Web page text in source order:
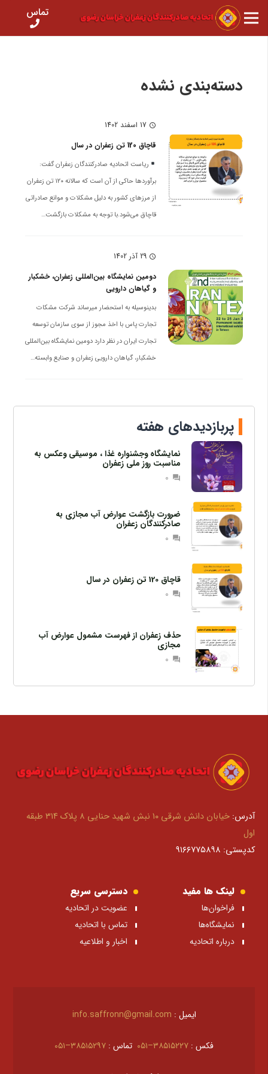
تماس
دسته‌بندی نشده
schedule 17 اسفند 1402
قاچاق 120 تن زعفران در سال
ریاست اتحادیه صادرکنندگان زعفران گفت:
برآورد‌ها حاکی از آن است که سالانه ۱۲۰ تن زعفران
از مرز‌های کشور به دلیل مشکلات و موانع صادراتی
قاچاق می‌شود.با توجه به مشکلات بازگشت…
schedule 29 آذر 1402
دومین نمایشگاه بین‌المللی زعفران، خشکبار
و گیاهان دارویی
بدینوسیله به استحضار میرساند شرکت مشکات
تجارت پاس با اخذ مجوز از سوی سازمان توسعه
تجارت ایران در نظر دارد دومین نمایشگاه بین‌المللی
خشکبار، گیاهان دارویی زعفران و صنایع وابسته…
پربازدیدهای هفته
نمایشگاه وجشنواره غذا ، موسیقی وعکس به
مناسبت روز ملی زعفران
question_answer
0
ضرورت بازگشت عوارض آب مجازی به
صادرکنندگان زعفران
question_answer
0
قاچاق 120 تن زعفران در سال
question_answer
0
حذف زعفران از فهرست مشمول عوارض آب
مجازی
question_answer
0
آدرس:
خیابان دانش شرقی ۱۰ نبش شهید حنایی ۸ پلاک ۳۱۴ طبقه
اول
کدپستی: ۹۱۶۶۷۷۵۸۹۸
لینک ها مفید
فراخوان‌ها
نمایشگاه‌ها
درباره اتحادیه
دسترسی سریع
عضویت در اتحادیه
تماس با اتحادیه
اخبار و اطلاعیه
ایمیل : info.saffronn@gmail.com
فکس : ۳۸۵۱۵۲۲۷–۰۵۱ تماس : ۳۸۵۱۵۲۹۷–۰۵۱